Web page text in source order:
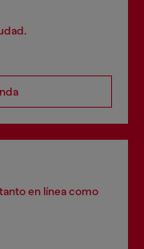
en línea como